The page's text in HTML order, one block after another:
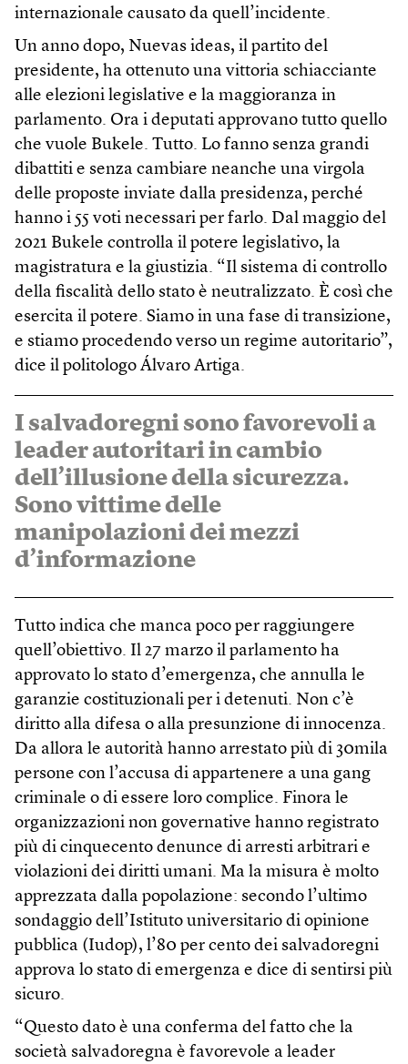
internazionale causato da quell’incidente.
Un anno dopo, Nuevas ideas, il partito del
presidente, ha ottenuto una vittoria schiacciante
alle elezioni legislative e la maggioranza in
parlamento. Ora i deputati approvano tutto quello
che vuole Bukele. Tutto. Lo fanno senza grandi
dibattiti e senza cambiare neanche una virgola
delle proposte inviate dalla presidenza, perché
hanno i 55 voti necessari per farlo. Dal maggio del
2021 Bukele controlla il potere legislativo, la
magistratura e la giustizia. “Il sistema di controllo
della fiscalità dello stato è neutralizzato. È così che
esercita il potere. Siamo in una fase di transizione,
e stiamo procedendo verso un regime autoritario”,
dice il politologo Álvaro Artiga.
I salvadoregni sono favorevoli a
leader autoritari in cambio
dell’illusione della sicurezza.
Sono vittime delle
manipolazioni dei mezzi
d’informazione
Tutto indica che manca poco per raggiungere
quell’obiettivo. Il 27 marzo il parlamento ha
approvato lo stato d’emergenza, che annulla le
garanzie costituzionali per i detenuti. Non c’è
diritto alla difesa o alla presunzione di innocenza.
Da allora le autorità hanno arrestato più di 30mila
persone con l’accusa di appartenere a una gang
criminale o di essere loro complice. Finora le
organizzazioni non governative hanno registrato
più di cinquecento denunce di arresti arbitrari e
violazioni dei diritti umani. Ma la misura è molto
apprezzata dalla popolazione: secondo l’ultimo
sondaggio dell’Istituto universitario di opinione
pubblica (Iudop), l’80 per cento dei salvadoregni
approva lo stato di emergenza e dice di sentirsi più
sicuro.
“Questo dato è una conferma del fatto che la
società salvadoregna è favorevole a leader